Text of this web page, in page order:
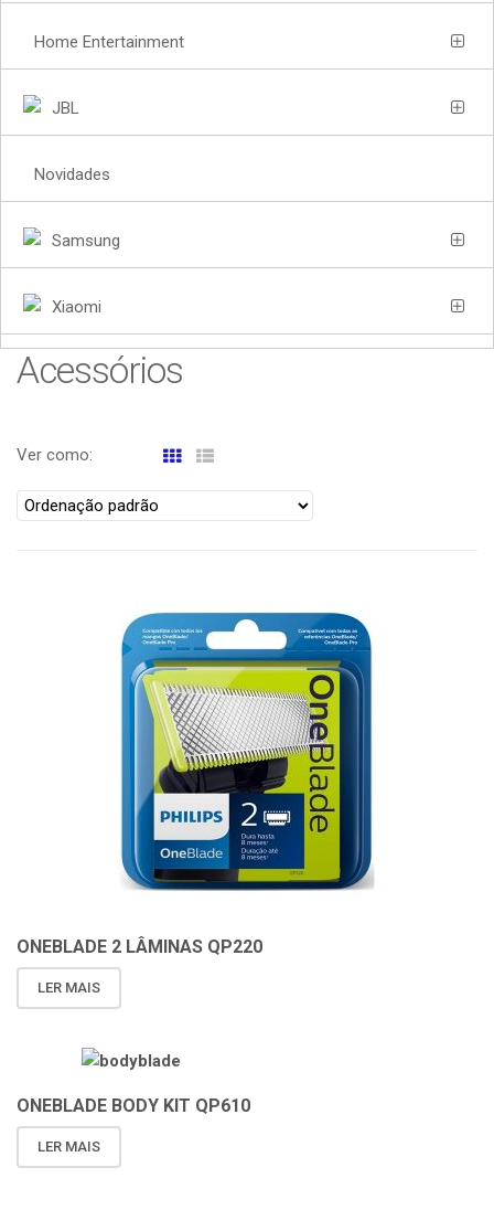
Home Entertainment
JBL
Novidades
Samsung
Xiaomi
Acessórios
Ver como:
ONEBLADE 2 LÂMINAS QP220
LER MAIS
ONEBLADE BODY KIT QP610
LER MAIS